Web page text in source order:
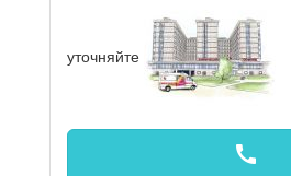
уточняйте
call